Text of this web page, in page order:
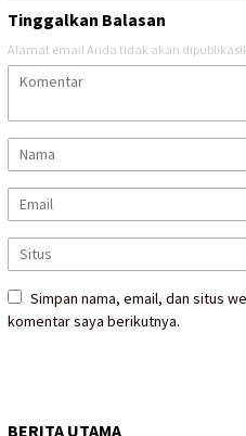
Tinggalkan Balasan
Alamat email Anda tidak akan
Simpan nama, email, dan situs
komentar saya berikutnya.
BERITA UTAMA